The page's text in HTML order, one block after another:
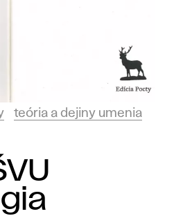
teória a dejiny umenia